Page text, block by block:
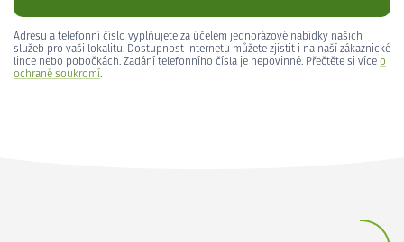
Adresu a telefonní číslo vyplňujete za účelem jednorázové nabídky našich
služeb pro vaši lokalitu. Dostupnost internetu můžete zjistit i na naší zákaznické
lince nebo pobočkách. Zadání telefonního čísla je nepovinné. Přečtěte si více o
ochraně soukromí.